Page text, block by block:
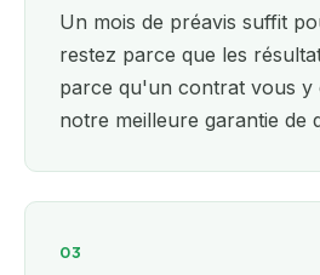
Un mois de préavis suffit
restez parce que les
parce qu'un contrat vous y
notre meilleure garantie de
03